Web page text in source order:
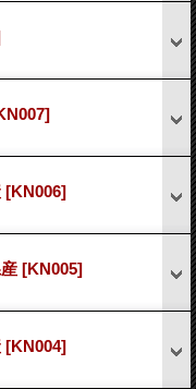
[KN006]
[KN005]
[KN004]